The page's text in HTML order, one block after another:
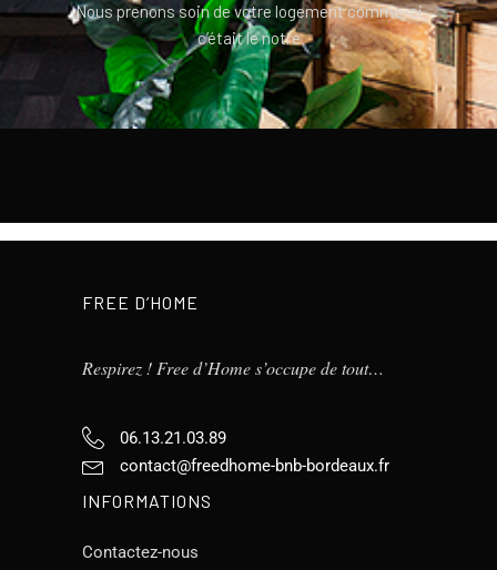
Nous prenons soin de votre logement comme-ci
c’était le notre
FREE D’HOME
Respirez ! Free d’Home s’occupe de tout…
06.13.21.03.89
contact@freedhome-bnb-bordeaux.fr
INFORMATIONS
Contactez-nous